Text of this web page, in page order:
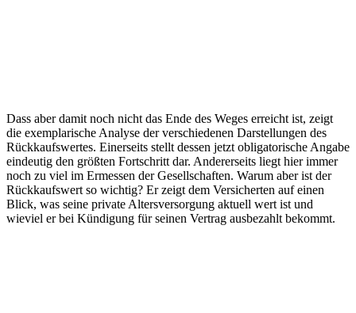
Dass aber damit noch nicht das Ende des Weges erreicht ist, zeigt
die exemplarische Analyse der verschiedenen Darstellungen des
Rückkaufswertes. Einerseits stellt dessen jetzt obligatorische Angabe
eindeutig den größten Fortschritt dar. Andererseits liegt hier immer
noch zu viel im Ermessen der Gesellschaften. Warum aber ist der
Rückkaufswert so wichtig? Er zeigt dem Versicherten auf einen
Blick, was seine private Altersversorgung aktuell wert ist und
wieviel er bei Kündigung für seinen Vertrag ausbezahlt bekommt.